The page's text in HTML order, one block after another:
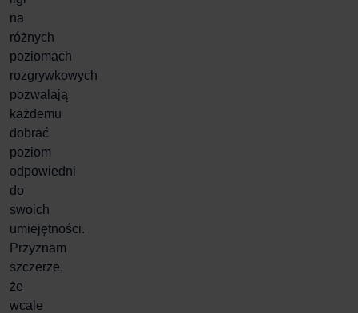
na
różnych
poziomach
rozgrywkowych
pozwalają
każdemu
dobrać
poziom
odpowiedni
do
swoich
umiejętności.
Przyznam
szczerze,
że
wcale